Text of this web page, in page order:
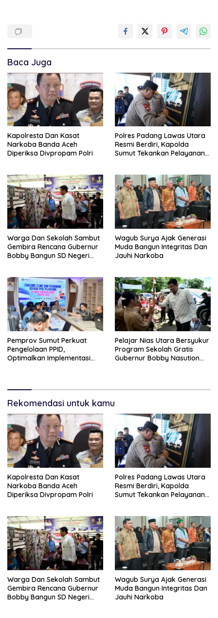
Baca Juga
Kapolresta Dan Kasat
Narkoba Banda Aceh
Diperiksa Divpropam Polri
Polres Padang Lawas Utara
Resmi Berdiri, Kapolda
Sumut Tekankan Pelayanan
Warga Dan Sekolah Sambut
Gembira Rencana Gubernur
Bobby Bangun SD Negeri
Wagub Surya Ajak Generasi
Muda Bangun Integritas Dan
Jauhi Narkoba
Pemprov Sumut Perkuat
Pengelolaan PPID,
Optimalkan Implementasi
Pelajar Nias Utara Bersyukur
Program Sekolah Gratis
Gubernur Bobby Nasution
Rekomendasi untuk kamu
Kapolresta Dan Kasat
Narkoba Banda Aceh
Diperiksa Divpropam Polri
Polres Padang Lawas Utara
Resmi Berdiri, Kapolda
Sumut Tekankan Pelayanan
Warga Dan Sekolah Sambut
Gembira Rencana Gubernur
Bobby Bangun SD Negeri
Wagub Surya Ajak Generasi
Muda Bangun Integritas Dan
Jauhi Narkoba